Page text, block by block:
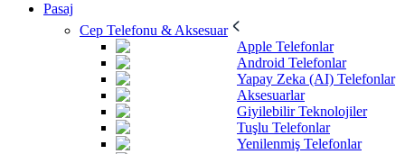
Pasaj
Cep Telefonu & Aksesuar
Apple Telefonlar
Android Telefonlar
Yapay Zeka (AI) Telefonlar
Aksesuarlar
Giyilebilir Teknolojiler
Tuşlu Telefonlar
Yenilenmiş Telefonlar